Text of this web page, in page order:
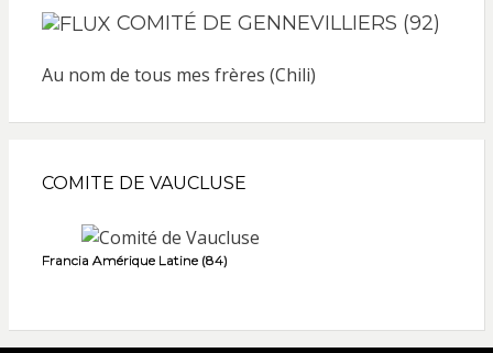
COMITÉ DE GENNEVILLIERS (92)
Au nom de tous mes frères (Chili)
COMITE DE VAUCLUSE
Francia Amérique Latine (84)